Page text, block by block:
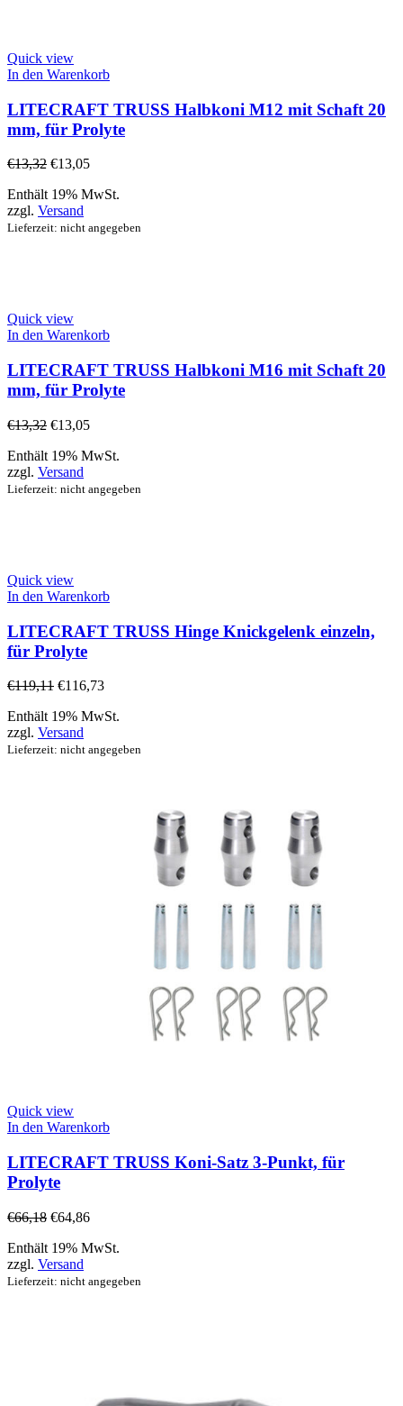
Quick view
In den Warenkorb
LITECRAFT TRUSS Halbkoni M12 mit Schaft 20
mm, für Prolyte
€13,32 €13,05
Enthält 19% MwSt.
zzgl. Versand
Lieferzeit: nicht angegeben
Quick view
In den Warenkorb
LITECRAFT TRUSS Halbkoni M16 mit Schaft 20
mm, für Prolyte
€13,32 €13,05
Enthält 19% MwSt.
zzgl. Versand
Lieferzeit: nicht angegeben
Quick view
In den Warenkorb
LITECRAFT TRUSS Hinge Knickgelenk einzeln,
für Prolyte
€119,11 €116,73
Enthält 19% MwSt.
zzgl. Versand
Lieferzeit: nicht angegeben
Quick view
In den Warenkorb
LITECRAFT TRUSS Koni-Satz 3-Punkt, für
Prolyte
€66,18 €64,86
Enthält 19% MwSt.
zzgl. Versand
Lieferzeit: nicht angegeben